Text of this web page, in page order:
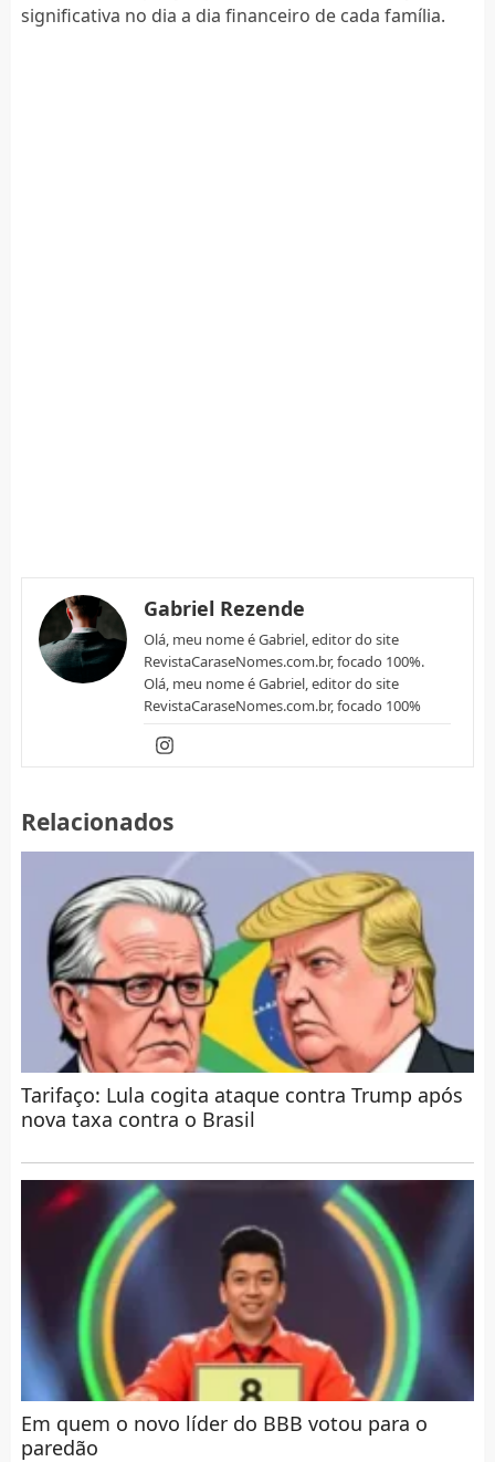
significativa no dia a dia financeiro de cada família.
Gabriel Rezende
Olá, meu nome é Gabriel, editor do site
RevistaCaraseNomes.com.br, focado 100%.
Olá, meu nome é Gabriel, editor do site
RevistaCaraseNomes.com.br, focado 100%
Relacionados
Tarifaço: Lula cogita ataque contra Trump após
nova taxa contra o Brasil
Em quem o novo líder do BBB votou para o
paredão